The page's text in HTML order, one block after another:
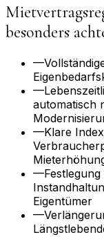
besonders
—
—
automatisch
—Klare
—
Eigentümer
—